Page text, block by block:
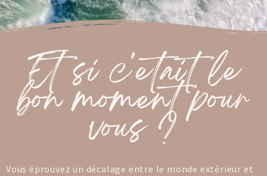
Et si c'etait le
bon moment pour
vous ?
Vous éprouvez un décalage entre le monde extérieur et